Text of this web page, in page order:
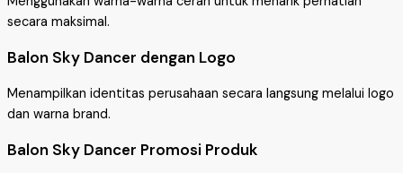
secara maksimal.
Balon Sky Dancer dengan Logo
Menampilkan identitas perusahaan secara langsung melalui logo
dan warna brand.
Balon Sky Dancer Promosi Produk